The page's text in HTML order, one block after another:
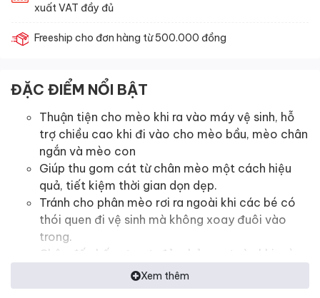
xuất VAT đầy đủ
Freeship cho đơn hàng từ 500.000 đồng
ĐẶC ĐIỂM NỔI BẬT
Thuận tiện cho mèo khi ra vào máy vệ sinh, hỗ
trợ chiều cao khi đi vào cho mèo bầu, mèo chân
ngắn và mèo con
Giúp thu gom cát từ chân mèo một cách hiệu
quả, tiết kiệm thời gian dọn dẹp.
Tránh cho phân mèo rơi ra ngoài khi các bé có
thói quen đi vệ sinh mà không xoay đuôi vào
trong.
Chân đế chống trượt, đảm bảo an toàn khi mèo
Dễ dàng tháo rời và dễ dàng vệ sinh
Xem thêm